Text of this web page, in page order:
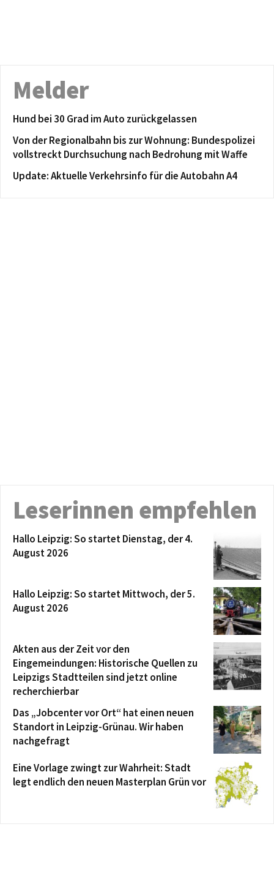
Melder
Hund bei 30 Grad im Auto zurückgelassen
Von der Regionalbahn bis zur Wohnung: Bundespolizei
vollstreckt Durchsuchung nach Bedrohung mit Waffe
Update: Aktuelle Verkehrsinfo für die Autobahn A4
Leserinnen empfehlen
Hallo Leipzig: So startet Dienstag, der 4.
August 2026
Hallo Leipzig: So startet Mittwoch, der 5.
August 2026
Akten aus der Zeit vor den
Eingemeindungen: Historische Quellen zu
Leipzigs Stadtteilen sind jetzt online
recherchierbar
Das „Jobcenter vor Ort“ hat einen neuen
Standort in Leipzig-Grünau. Wir haben
nachgefragt
Eine Vorlage zwingt zur Wahrheit: Stadt
legt endlich den neuen Masterplan Grün vor